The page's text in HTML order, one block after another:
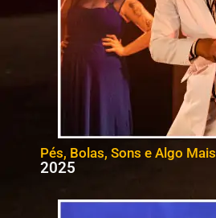
Pés, Bolas, Sons e Algo Mais
2025